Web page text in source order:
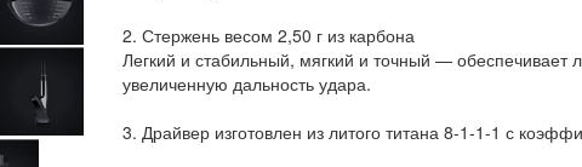
2. Стержень весом 2,50 г из карбона
Легкий и стабильный, мягкий и точный — обеспечивает
увеличенную дальность удара.
3. Драйвер изготовлен из литого титана 8-1-1-1 с